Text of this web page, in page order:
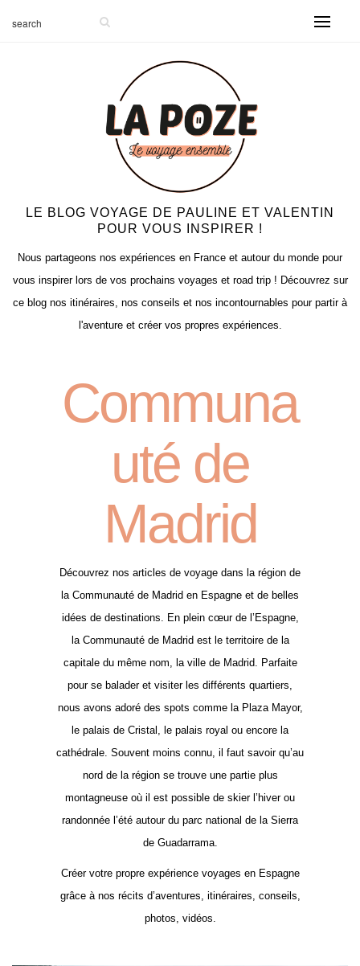
LE BLOG VOYAGE DE PAULINE ET VALENTIN
POUR VOUS INSPIRER !
Nous partageons nos expériences en France et autour du monde pour
vous inspirer lors de vos prochains voyages et road trip ! Découvrez sur
ce blog nos itinéraires, nos conseils et nos incontournables pour partir à
l'aventure et créer vos propres expériences.
Communa
uté de
Madrid
Découvrez nos articles de voyage dans la région de
la Communauté de Madrid en Espagne et de belles
idées de destinations. En plein cœur de l’Espagne,
la Communauté de Madrid est le territoire de la
capitale du même nom, la ville de Madrid. Parfaite
pour se balader et visiter les différents quartiers,
nous avons adoré des spots comme la Plaza Mayor,
le palais de Cristal, le palais royal ou encore la
cathédrale. Souvent moins connu, il faut savoir qu’au
nord de la région se trouve une partie plus
montagneuse où il est possible de skier l’hiver ou
randonnée l’été autour du parc national de la Sierra
de Guadarrama.
Créer votre propre expérience voyages en Espagne
grâce à nos récits d’aventures, itinéraires, conseils,
photos, vidéos.